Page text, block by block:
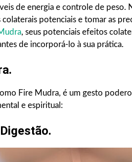
de energia e controle de
potenciais e tomar as
, seus potenciais efeitos
de incorporá-lo à sua prática.
Fire Mudra, é um gesto
e espiritual: